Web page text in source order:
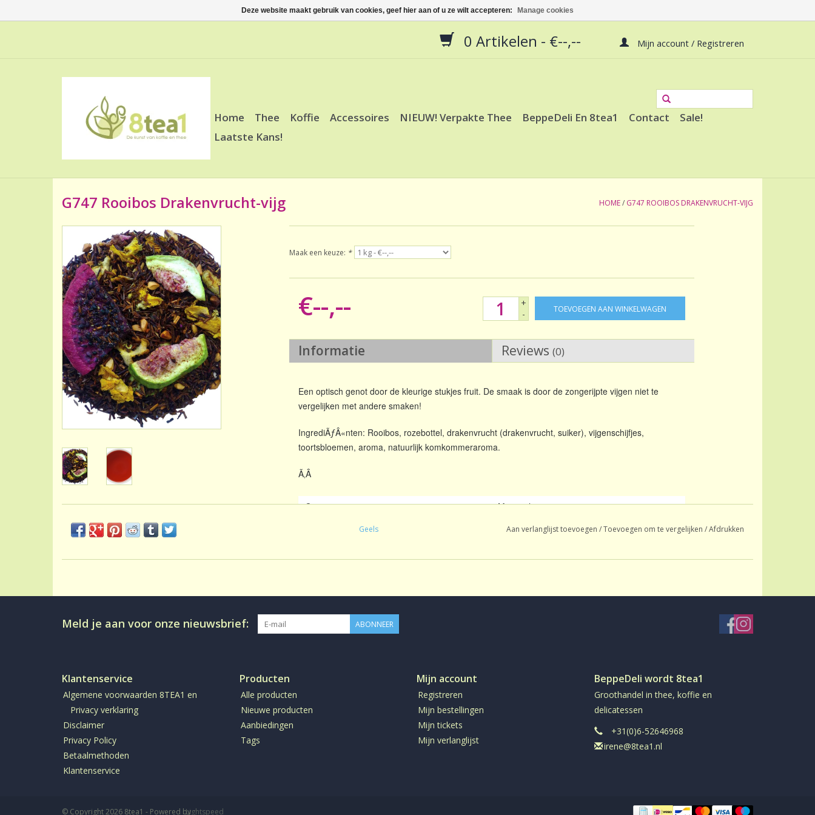
0 Artikelen - €--,-- Mijn account / Registreren
Home Thee Koffie Accessoires NIEUW! Verpakte Thee BeppeDeli En 8tea1 Contact
Sale!
Laatste Kans!
G747 Rooibos Drakenvrucht-vijg HOME/ G747 ROOIBOS DRAKENVRUCHT-VIJG
Maak een keuze: *
€--,--
+
-
TOEVOEGEN AAN WINKELWAGEN
Informatie Reviews (0)
Een optisch genot door de kleurige stukjes fruit. De smaak is door de zongerijpte vijgen niet te
vergelijken met andere smaken!
IngrediÃƒÂ«nten: Rooibos, rozebottel, drakenvrucht (drakenvrucht, suiker), vijgenschijfjes,
toortsbloemen, aroma, natuurlijk komkommeraroma.
Ã‚Â
Oorsprong:
Mengsel
Rooibos / Honeybush
CafeÃƒÂ¯neÃ¢â‚¬Â¨:
Geels Aan verlanglijst toevoegen /Toevoegen om te vergelijken /Afdrukken
Meld je aan voor onze nieuwsbrief: ABONNEER
Klantenservice
Algemene voorwaarden 8TEA1 en
Privacy verklaring
Disclaimer
Privacy Policy
Betaalmethoden
Klantenservice
Producten
Alle producten
Nieuwe producten
Aanbiedingen
Tags
Mijn account
Registreren
Mijn bestellingen
Mijn tickets
Mijn verlanglijst
BeppeDeli wordt 8tea1
Groothandel in thee, koffie en
delicatessen
+31(0)6-52646968
irene@8tea1.nl
© Copyright 2026 8tea1 - Powered byLightspeed
Deze website maakt gebruik van cookies, geef hier aan of u ze wilt accepteren: Manage cookies